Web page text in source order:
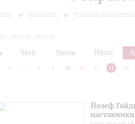
Выставки Издания
2022/23
2023/24
Май Июнь Июль
6 7 8 9 10 11 12 13 14
Йозеф